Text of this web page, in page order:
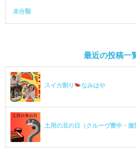
未分類
最近の投稿一
スイカ割り なみはや
土用の丑の日（クルーヴ豊中・服